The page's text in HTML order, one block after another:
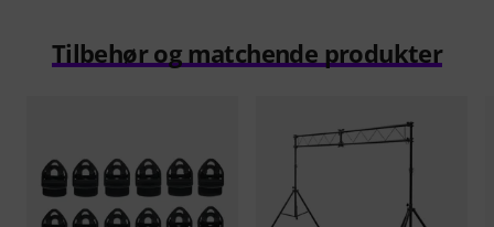
Tilbehør og matchende produkter